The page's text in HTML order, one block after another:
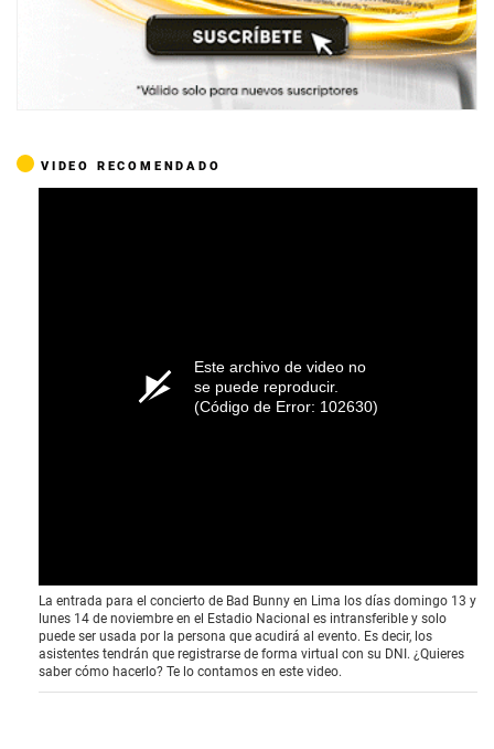
VIDEO RECOMENDADO
Este archivo de video no
se puede reproducir.
(Código de Error: 102630)
La entrada para el concierto de Bad Bunny en Lima los días domingo 13 y
lunes 14 de noviembre en el Estadio Nacional es intransferible y solo
puede ser usada por la persona que acudirá al evento. Es decir, los
asistentes tendrán que registrarse de forma virtual con su DNI. ¿Quieres
saber cómo hacerlo? Te lo contamos en este video.